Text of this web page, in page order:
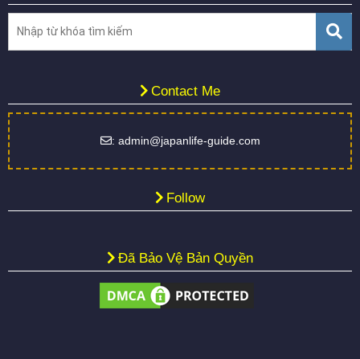
Contact Me
: admin@japanlife-guide.com
Follow
Đã Bảo Vệ Bản Quyền